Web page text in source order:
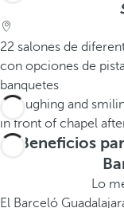
22 salones de
con opciones de
banquetes
Beneficios
Lo
El Barceló